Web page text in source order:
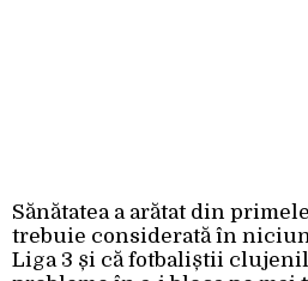
Sănătatea a arătat din
trebuie considerată în
Liga 3 și că fotbaliștii